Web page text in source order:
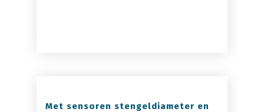
Met sensoren stengeldiameter en